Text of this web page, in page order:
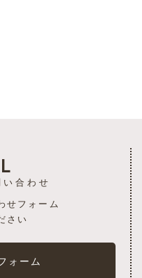
い合わせ
せフォーム
さい
ォーム